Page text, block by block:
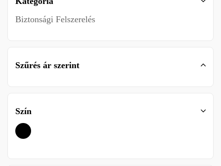
Biztonsági Felszerelés
Szűrés ár szerint
Szín